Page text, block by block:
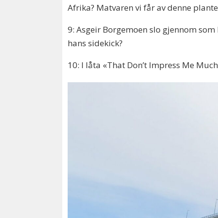
Afrika? Matvaren vi får av denne
9: Asgeir Borgemoen slo gjennom
hans sidekick?
10: I låta «That Don’t Impress Me